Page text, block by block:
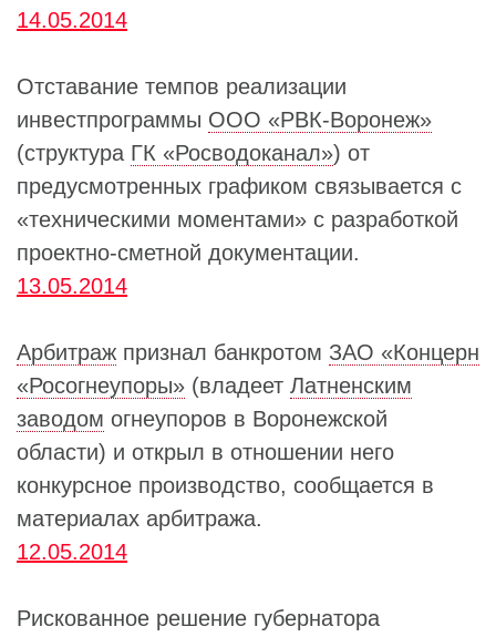
14.05.2014
Отставание темпов реализации
инвестпрограммы ООО «РВК-Воронеж»
(структура ГК «Росводоканал») от
предусмотренных графиком связывается с
«техническими моментами» с разработкой
проектно-сметной документации.
13.05.2014
Арбитраж признал банкротом ЗАО «Концерн
«Росогнеупоры» (владеет Латненским
заводом огнеупоров в Воронежской
области) и открыл в отношении него
конкурсное производство, сообщается в
материалах арбитража.
12.05.2014
Рискованное решение губернатора